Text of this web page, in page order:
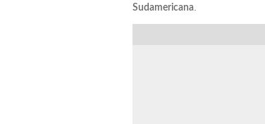
Sudamericana